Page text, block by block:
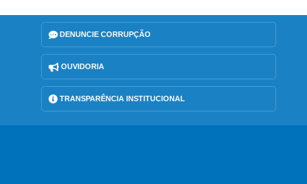
DENUNCIE CORRUPÇÃO
OUVIDORIA
TRANSPARÊNCIA INSTITUCIONAL